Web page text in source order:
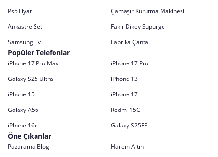
Ps5 Fiyat
Çamaşır Kurutma Makinesi
Ankastre Set
Fakir Dikey Süpürge
Samsung Tv
Fabrika Çanta
Popüler Telefonlar
iPhone 17 Pro Max
iPhone 17 Pro
Galaxy S25 Ultra
iPhone 13
iPhone 15
iPhone 17
Galaxy A56
Redmi 15C
iPhone 16e
Galaxy S25FE
Öne Çıkanlar
Pazarama Blog
Harem Altın